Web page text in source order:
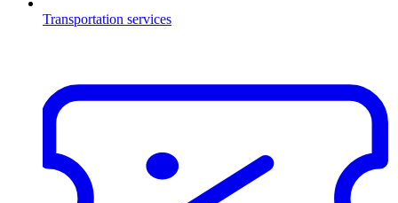
Transportation services